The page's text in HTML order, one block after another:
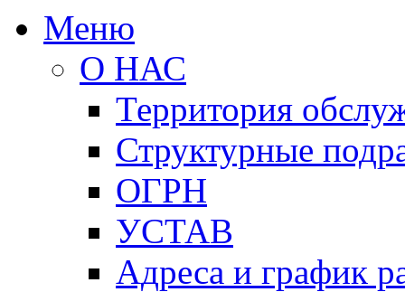
Меню
О НАС
Территория
Структурные
ОГРН
УСТАВ
Адреса и график